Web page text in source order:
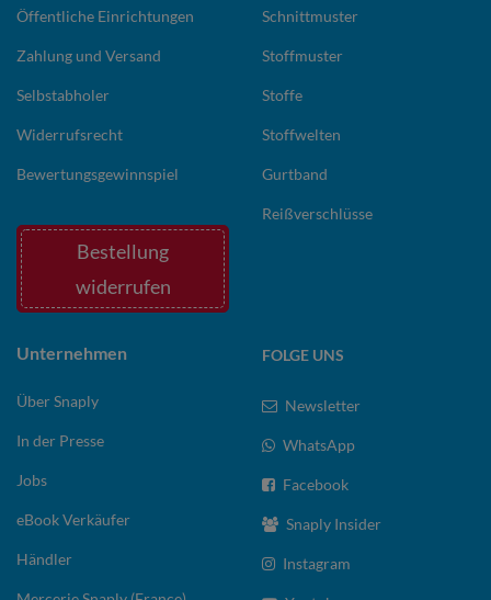
Öffentliche Einrichtungen
Zahlung und Versand
Selbstabholer
Widerrufsrecht
Bewertungsgewinnspiel
Bestellung
widerrufen
Schnittmuster
Stoffmuster
Stoffe
Stoffwelten
Gurtband
Reißverschlüsse
Unternehmen
Über Snaply
In der Presse
Jobs
eBook Verkäufer
Händler
FOLGE UNS
Newsletter
WhatsApp
Facebook
Snaply Insider
Instagram